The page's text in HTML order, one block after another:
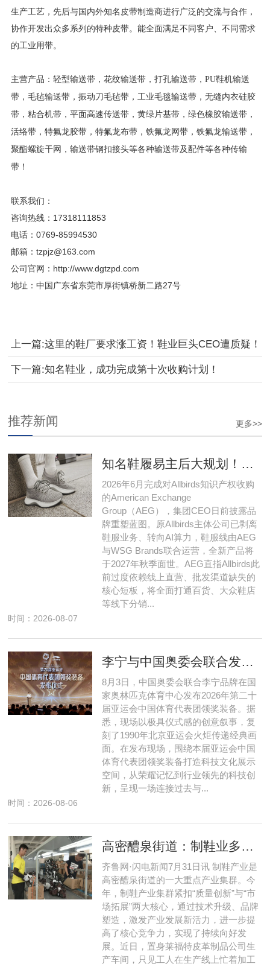
生产工艺，先后与国内外知名皮带制造商进行广泛的交流与合作，
协作开发出众多系列的特种皮带。能全面满足不同客户、不同需求
的工业用带。
主营产品：轻型输送带，花纹输送带，打孔输送带， PU鞋机输送
带， 毛毡输送带，振动刀毛毡带，工业毛毯输送带， 无缝内衣硅胶
带，粘合机带，平面高速传送带，黄绿片基带，绿色橡胶输送带，
活络带，特氟龙胶带，特氟龙布带，铁氟龙网带，铁氟龙输送带，
聚酯螺旋干网，输送带钢扣接头等各种输送带及配件等各种传输
带！
联系我们：
咨询热线：17318111853
电话：0769-85994530
邮箱：tzpjz@163.com‬
公司官网：http://www.dgtzpd.com
地址：中国广东省东莞市厚街镇桥新二路27号
上一篇:这里的鞋厂要求涨工资！鞋业巨头CEO遭质疑！
下一篇:知名鞋业，成功完成第十次收购计划！
更多>>
推荐新闻
2026年6月完成对Allbirds知识产权收购
的American Exchange
Group（AEG），集团CEO日前披露品
牌重塑蓝图。原Allbirds主体公司已剥离
鞋服业务、转向AI算力，鞋服线由AEG
与WSG Brands联合运营，全新产品将
于2027年秋季面世。AEG直指Allbirds此
前过度依赖线上直营、批发渠道缺失的
核心短板，将全面打通百货、大众鞋店
等线下分销...
时间：2026-08-07
8月3日，中国奥委会联合李宁品牌在国
家奥林匹克体育中心发布2026年第二十
届亚运会中国体育代表团领奖装备。据
悉，现场以极具仪式感的创意叙事，复
刻了1990年北京亚运会火炬传递经典画
面。在发布现场，围绕本届亚运会中国
体育代表团领奖装备打造科技文化展示
空间，从荣耀记忆到行业领先的科技创
新，呈现一场连接过去与...
时间：2026-08-06
齐鲁网·闪电新闻7月31日讯 制鞋产业是
高密醴泉街道的一大重点产业集群。今
年，制鞋产业集群紧扣“质量创新”与“市
场拓展”两大核心，通过技术升级、品牌
塑造，激发产业发展新活力，进一步提
高了核心竞争力，实现了持续向好发
展。近日，置身莱福特皮革制品公司生
产车间，只见工人在生产线上忙着加工